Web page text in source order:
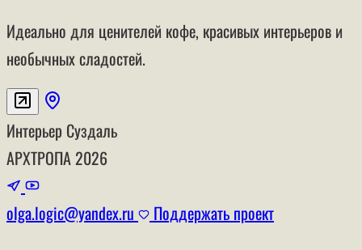
Идеально для ценителей кофе, красивых интерьеров и
необычных сладостей.
Интерьер Суздаль
АРХТРОПА 2026
olga.logic@yandex.ru Поддержать проект